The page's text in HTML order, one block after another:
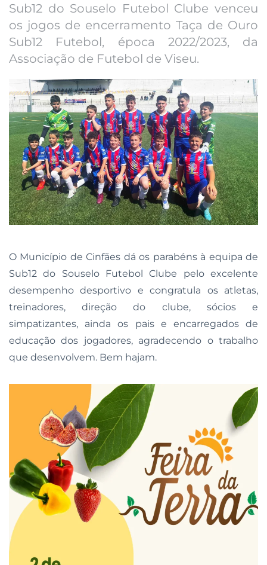
Sub12 do Souselo Futebol Clube venceu
os jogos de encerramento Taça de Ouro
Sub12 Futebol, época 2022/2023, da
Associação de Futebol de Viseu.
O Município de Cinfães dá os parabéns à equipa de
Sub12 do Souselo Futebol Clube pelo excelente
desempenho desportivo e congratula os atletas,
treinadores, direção do clube, sócios e
simpatizantes, ainda os pais e encarregados de
educação dos jogadores, agradecendo o trabalho
que desenvolvem. Bem hajam.